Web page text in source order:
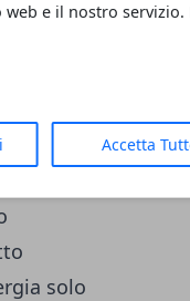
e il nostro servizio.
Accetta
a quelle
solo